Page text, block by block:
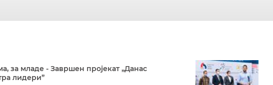
за младе - Завршен пројекат „Данас
лидери”